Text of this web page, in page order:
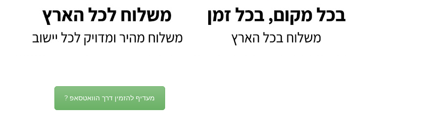
מעדיף להזמין דרך הוואטסאפ ?